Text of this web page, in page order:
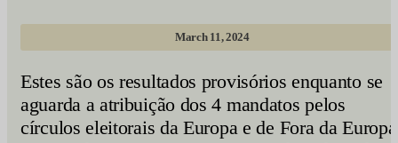
March 11, 2024
Estes são os resultados provisórios enquanto se
aguarda a atribuição dos 4 mandatos pelos
círculos eleitorais da Europa e de Fora da